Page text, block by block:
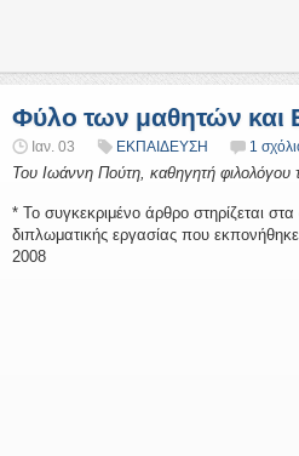
Φύλο των μαθητών και
Ιαν. 03 ΕΚΠΑΙΔΕΥΣΗ 1
Του Ιωάννη Πούτη, καθηγητή
* Το συγκεκριμένο άρθρο στηρίζεται
διπλωματικής εργασίας που
2008